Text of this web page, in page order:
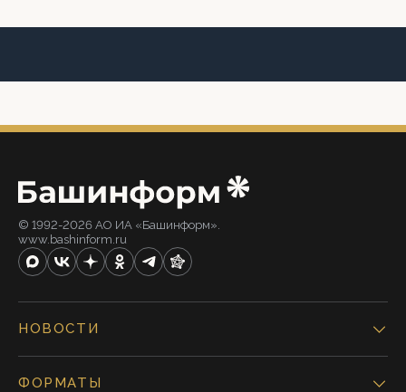
© 1992-2026 АО ИА «Башинформ».
www.bashinform.ru
НОВОСТИ
ФОРМАТЫ